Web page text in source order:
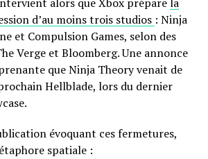
d’au moins trois studios : Ninja
et Compulsion Games, selon des
Verge et Bloomberg. Une annonce
que Ninja Theory venait de
Hellblade, lors du dernier
évoquant ces fermetures,
spatiale :